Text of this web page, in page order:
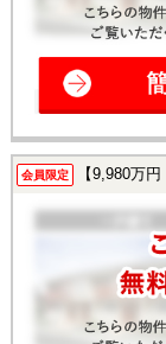
会員限定 【9,980万円